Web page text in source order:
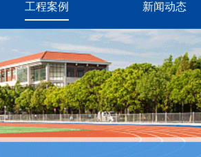
工程案例 新闻动态